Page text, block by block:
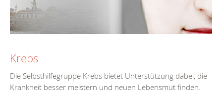
Krebs
Die Selbsthilfegruppe Krebs bietet Unterstützung dabei, die
Krankheit besser meistern und neuen Lebensmut finden.